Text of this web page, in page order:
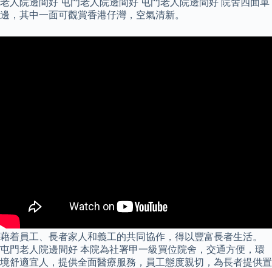
邊，其中一面可觀賞香港仔灣，空氣清新。
藉着員工、長者家人和義工的共同協作，得以豐富長者生活。
屯門老人院邊間好 本院為社署甲一級買位院舍，交通方便，環
境舒適宜人，提供全面醫療服務，員工態度親切，為長者提供置